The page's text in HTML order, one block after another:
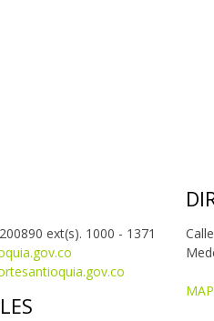
ext(s). 1000 - 1371